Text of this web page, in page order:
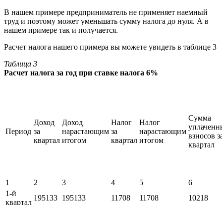
В нашем примере предприниматель не применяет наемный
труд и поэтому может уменьшать сумму налога до нуля. А в
нашем примере так и получается.
Расчет налога нашего примера вы можете увидеть в таблице 3
Таблица 3
Расчет налога за год при ставке налога 6%
Период
Доход
за
квартал
Доход
нарастающим
итогом
Налог
за
квартал
Налог
нарастающим
итогом
Сумма
взносов
квартал
1 2 3 4 5
6
1-й
квартал
195133 195133 11708 11708 10218